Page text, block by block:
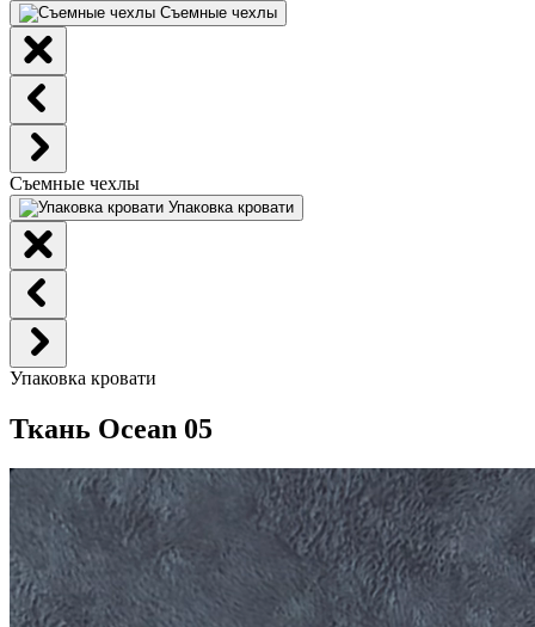
Съемные чехлы
Съемные чехлы
Упаковка кровати
Упаковка кровати
Ткань Ocean 05